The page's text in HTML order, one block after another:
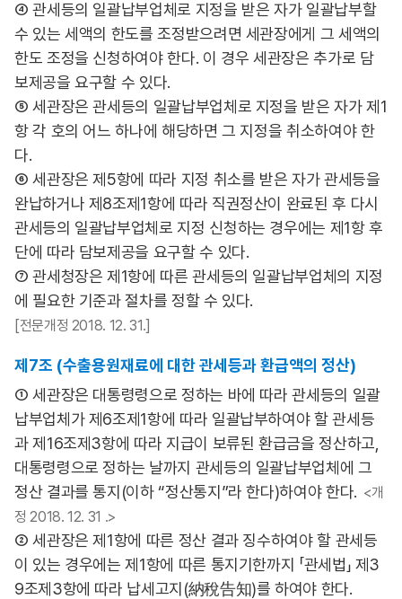
④ 관세등의 일괄납부업체로 지정을 받은 자가 일괄납부할
수 있는 세액의 한도를 조정받으려면 세관장에게 그 세액의
한도 조정을 신청하여야 한다. 이 경우 세관장은 추가로 담
보제공을 요구할 수 있다.
⑤ 세관장은 관세등의 일괄납부업체로 지정을 받은 자가 제1
항 각 호의 어느 하나에 해당하면 그 지정을 취소하여야 한
다.
⑥ 세관장은 제5항에 따라 지정 취소를 받은 자가 관세등을
완납하거나 제8조제1항에 따라 직권정산이 완료된 후 다시
관세등의 일괄납부업체로 지정 신청하는 경우에는 제1항 후
단에 따라 담보제공을 요구할 수 있다.
⑦ 관세청장은 제1항에 따른 관세등의 일괄납부업체의 지정
에 필요한 기준과 절차를 정할 수 있다.
[전문개정 2018. 12. 31.]
제7조 (수출용원재료에 대한 관세등과 환급액의 정산)
① 세관장은 대통령령으로 정하는 바에 따라 관세등의 일괄
납부업체가 제6조제1항에 따라 일괄납부하여야 할 관세등
과 제16조제3항에 따라 지급이 보류된 환급금을 정산하고,
대통령령으로 정하는 날까지 관세등의 일괄납부업체에 그
정산 결과를 통지(이하 “정산통지”라 한다)하여야 한다. <개
정 2018. 12. 31 .>
② 세관장은 제1항에 따른 정산 결과 징수하여야 할 관세등
이 있는 경우에는 제1항에 따른 통지기한까지 「관세법」 제3
9조제3항에 따라 납세고지(納稅告知)를 하여야 한다.